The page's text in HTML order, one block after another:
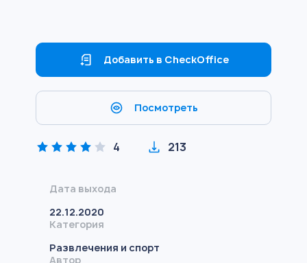
Добавить в CheckOffice
Посмотреть
4 213
Дата выхода
22.12.2020
Категория
Развлечения и спорт
Автор